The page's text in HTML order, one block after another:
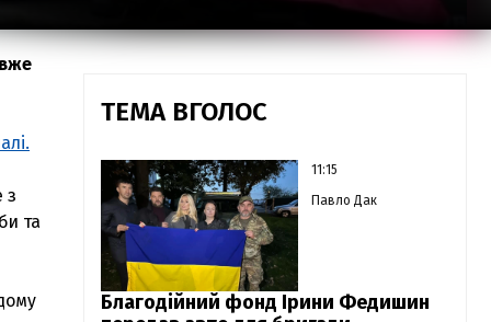
з
та
ТЕМА ВГОЛОС
11:15
Павло Дак
Благодійний фонд Ірини Федишин